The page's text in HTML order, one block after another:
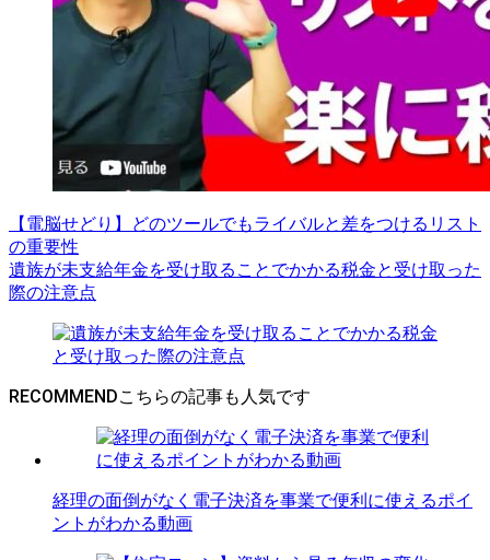
【電脳せどり】どのツールでもライバルと差をつけるリスト
の重要性
遺族が未支給年金を受け取ることでかかる税金と受け取った
際の注意点
RECOMMEND
経理の面倒がなく電子決済を事業で便利に使えるポイ
ントがわかる動画